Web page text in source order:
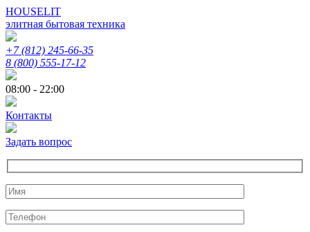
HOUSELIT
элитная бытовая техника
+7 (812) 245-66-35
8 (800) 555-17-12
08:00 - 22:00
Контакты
Задать вопрос